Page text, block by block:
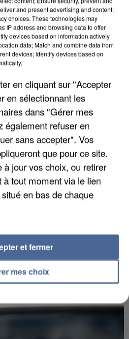
de la DZ Mafia
mené ses opérations en
and present advertising and content;
choices. These technologies may
IP address and browsing data to offer
devices based on information actively
data; Match and combine data from
devices; Identify devices based on
en cliquant sur "Accepter
en sélectionnant les
dans "Gérer mes
également refuser en
sans accepter". Vos
que pour ce site.
à jour vos choix, ou retirer
tout moment via le lien
en bas de chaque
mes choix
et fermer